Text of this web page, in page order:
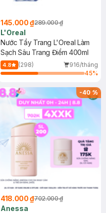
145.000 ₫289.000 ₫
L'Oreal
Nước Tẩy Trang L'Oreal Làm
Sạch Sâu Trang Điểm 400ml
4.8 (298)
916/tháng
45%
-40%
418.000 ₫702.000 ₫
Anessa